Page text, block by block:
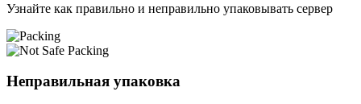
Узнайте как правильно и неправильно упаковывать сервер
Неправильная упаковка